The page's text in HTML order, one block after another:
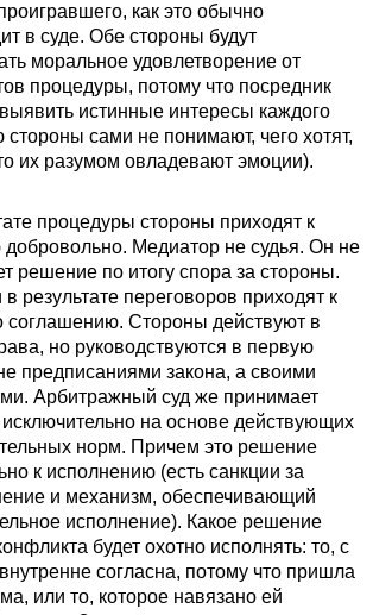
как это обычно
в суде. Обе стороны будут
моральное удовлетворение от
процедуры, потому что посредник
истинные интересы каждого
стороны сами не понимают, чего хотят,
их разумом овладевают эмоции).
процедуры стороны приходят к
Медиатор не судья. Он не
решение по итогу спора за стороны.
результате переговоров приходят к
соглашению. Стороны действуют в
но руководствуются в первую
предписаниями закона, а своими
Арбитражный суд же принимает
на основе действующих
норм. Причем это решение
к исполнению (есть санкции за
и механизм, обеспечивающий
исполнение). Какое решение
будет охотно исполнять: то, с
согласна, потому что пришла
или то, которое навязано ей